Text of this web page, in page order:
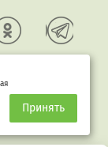
Принять